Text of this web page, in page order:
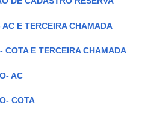
E TERCEIRA CHAMADA
COTA E TERCEIRA CHAMADA
AC
COTA